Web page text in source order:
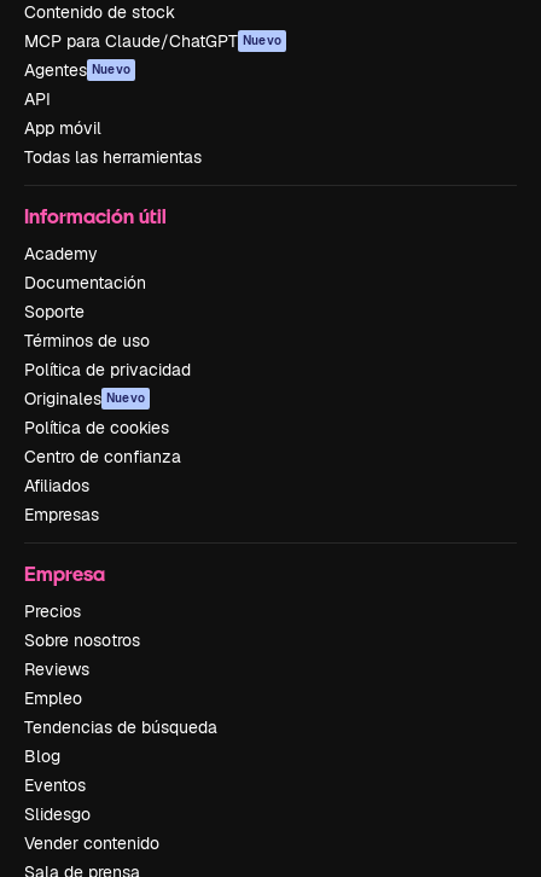
Contenido de stock
MCP para Claude/ChatGPT Nuevo
Agentes Nuevo
API
App móvil
Todas las herramientas
Información útil
Academy
Documentación
Soporte
Términos de uso
Política de privacidad
Originales Nuevo
Política de cookies
Centro de confianza
Afiliados
Empresas
Empresa
Precios
Sobre nosotros
Reviews
Empleo
Tendencias de búsqueda
Blog
Eventos
Slidesgo
Vender contenido
Sala de prensa